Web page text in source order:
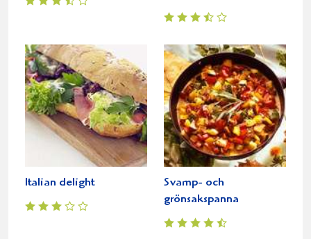
Italian delight
Svamp- och
grönsakspanna